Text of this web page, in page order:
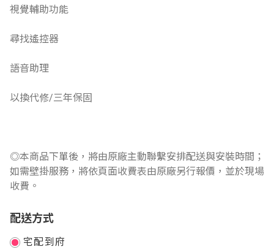
視覺輔助功能
尋找遙控器
語音助理
以換代修/三年保固
◎本商品下單後，將由原廠主動聯繫安排配送與安裝時間；
如需壁掛服務，將依頁面收費表由原廠另行報價，並於現場
收費。
配送方式
宅配到府